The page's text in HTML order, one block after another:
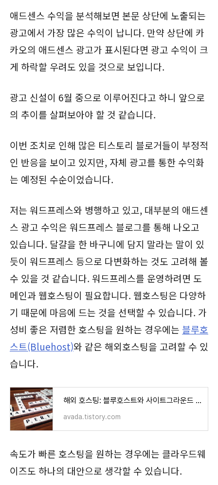
애드센스 수익을 분석해보면 본문 상단에 노출되는
광고에서 가장 많은 수익이 납니다. 만약 상단에 카
카오의 애드센스 광고가 표시된다면 광고 수익이 크
게 하락할 우려도 있을 것으로 보입니다.
광고 신설이 6월 중으로 이루어진다고 하니 앞으로
의 추이를 살펴보아야 할 것 같습니다.
이번 조치로 인해 많은 티스토리 블로거들이 부정적
인 반응을 보이고 있지만, 자체 광고를 통한 수익화
는 예정된 수순이었습니다.
저는 워드프레스와 병행하고 있고, 대부분의 애드센
스 광고 수익은 워드프레스 블로그를 통해 나오고
있습니다. 달걀을 한 바구니에 담지 말라는 말이 있
듯이 워드프레스 등으로 다변화하는 것도 고려해 볼
수 있을 것 같습니다. 워드프레스를 운영하려면 도
메인과 웹호스팅이 필요합니다. 웹호스팅은 다양하
기 때문에 마음에 드는 것을 선택할 수 있습니다. 가
성비 좋은 저렴한 호스팅을 원하는 경우에는 블루호
스트(Bluehost)와 같은 해외호스팅을 고려할 수 있
습니다.
해외 호스팅: 블루호스트와 사이트그라운드 비교
avada.tistory.com
속도가 빠른 호스팅을 원하는 경우에는 클라우드웨
이즈도 하나의 대안으로 생각할 수 있습니다.